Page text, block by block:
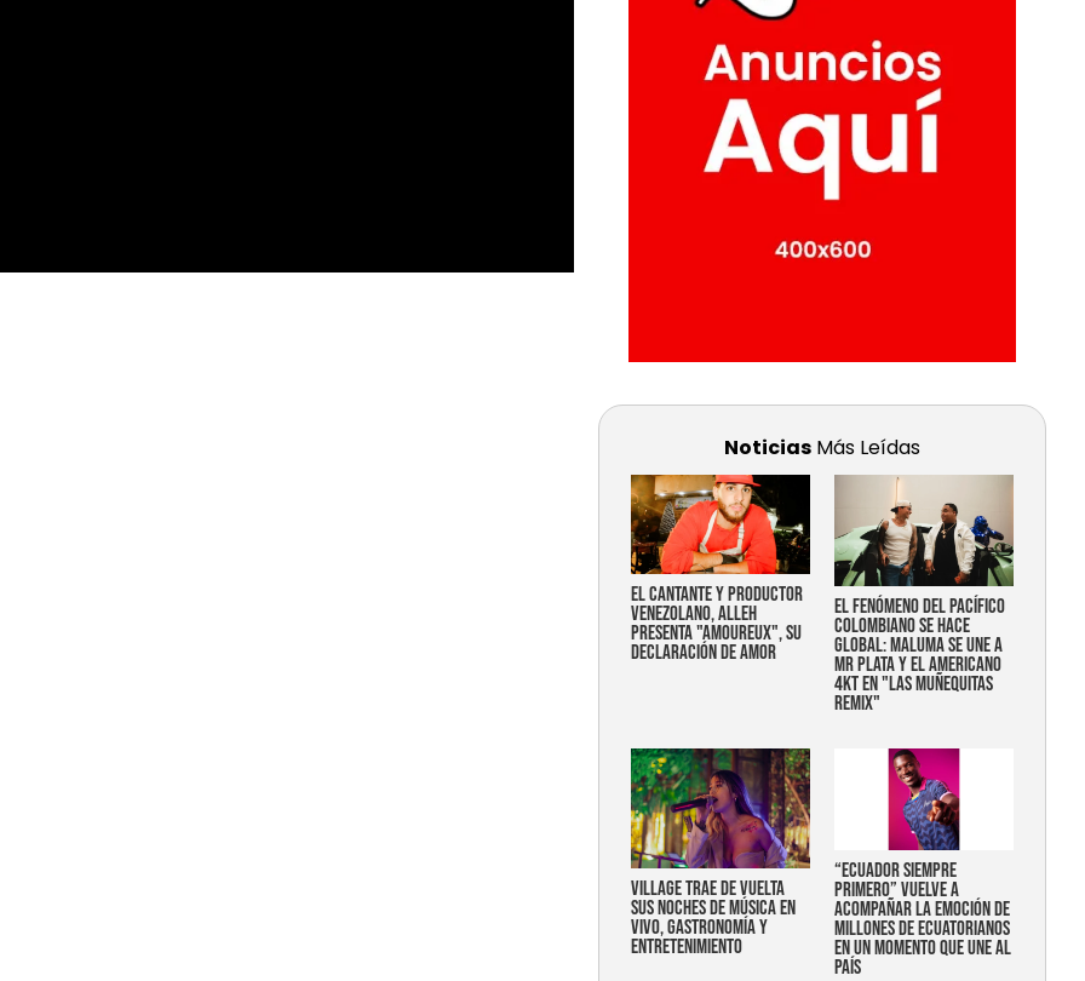
Noticias Más Leídas
EL CANTANTE Y PRODUCTOR
VENEZOLANO, ALLEH
PRESENTA "AMOUREUX", SU
DECLARACIÓN DE AMOR
EL FENÓMENO DEL PACÍFICO
COLOMBIANO SE HACE
GLOBAL: MALUMA SE UNE A
MR PLATA Y EL AMERICANO
4KT EN "LAS MUÑEQUITAS
REMIX"
Village trae de vuelta
sus noches de música en
vivo, gastronomía y
entretenimiento
“Ecuador siempre
primero” vuelve a
acompañar la emoción de
millones de ecuatorianos
en un momento que une al
país